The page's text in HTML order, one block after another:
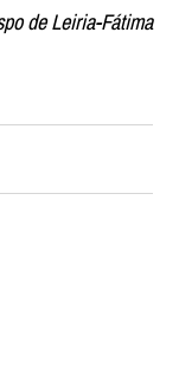
de Leiria-Fátima